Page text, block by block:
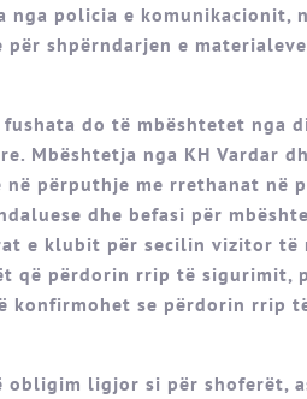
policia e komunikacionit,
shpërndarjen e
fushata do të mbështetet nga
Mbështetja nga KH Vardar
në përputhje me rrethanat në
dhe befasi për
e klubit për secilin vizitor të
që përdorin rrip të sigurimit,
konfirmohet se përdorin rrip
ligjor si për shoferët,